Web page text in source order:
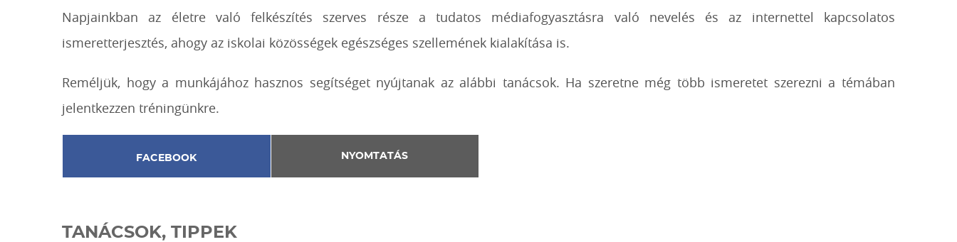
Napjainkban az életre való felkészítés szerves része a tudatos médiafogyasztásra való nevelés és az internettel kapcsolatos
ismeretterjesztés, ahogy az iskolai közösségek egészséges szellemének kialakítása is.
Reméljük, hogy a munkájához hasznos segítséget nyújtanak az alábbi tanácsok. Ha szeretne még több ismeretet szerezni a témában
jelentkezzen tréningünkre.
FACEBOOK NYOMTATÁS
TANÁCSOK, TIPPEK